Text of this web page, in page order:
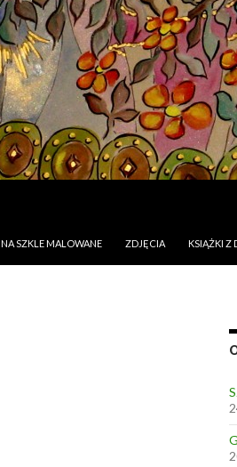
NA SZKLE MALOWANE ZDJĘCIA KSIĄŻKI Z